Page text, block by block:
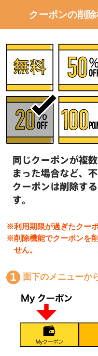
クーポンの削
※利用期限が過ぎたクー
※削除機能でクーポンを
せん。
面下のメニューか